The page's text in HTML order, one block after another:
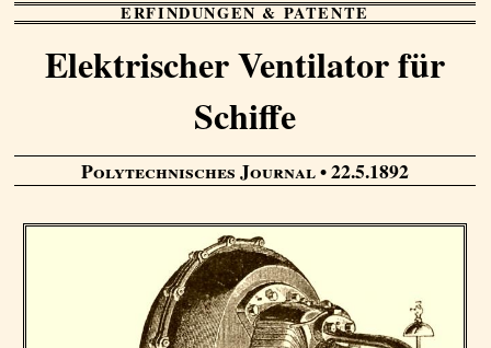
ERFINDUNGEN & PATENTE
Elektrischer Ventilator für
Schiffe
Polytechnisches Journal• 22.5.1892